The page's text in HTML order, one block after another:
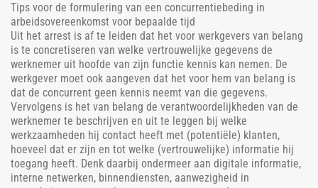
Tips voor de formulering van een concurrentiebeding in
arbeidsovereenkomst voor bepaalde tijd
Uit het arrest is af te leiden dat het voor werkgevers van belang
is te concretiseren van welke vertrouwelijke gegevens de
werknemer uit hoofde van zijn functie kennis kan nemen. De
werkgever moet ook aangeven dat het voor hem van belang is
dat de concurrent geen kennis neemt van die gegevens.
Vervolgens is het van belang de verantwoordelijkheden van de
werknemer te beschrijven en uit te leggen bij welke
werkzaamheden hij contact heeft met (potentiële) klanten,
hoeveel dat er zijn en tot welke (vertrouwelijke) informatie hij
toegang heeft. Denk daarbij ondermeer aan digitale informatie,
interne netwerken, binnendiensten, aanwezigheid in